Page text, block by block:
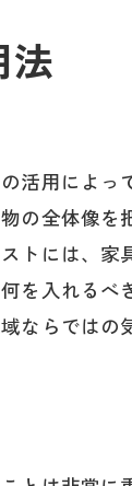
備
の作り方
法
活用
法
活用によっ
の全体像を
トには、家
を入れるべ
ならではの